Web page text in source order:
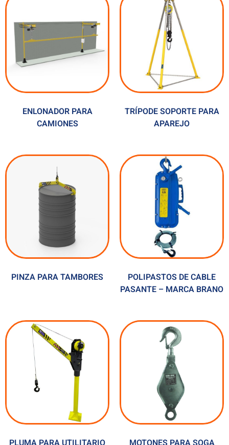
ENLONADOR PARA
CAMIONES
TRÍPODE SOPORTE PARA
APAREJO
PINZA PARA TAMBORES
POLIPASTOS DE CABLE
PASANTE – MARCA BRANO